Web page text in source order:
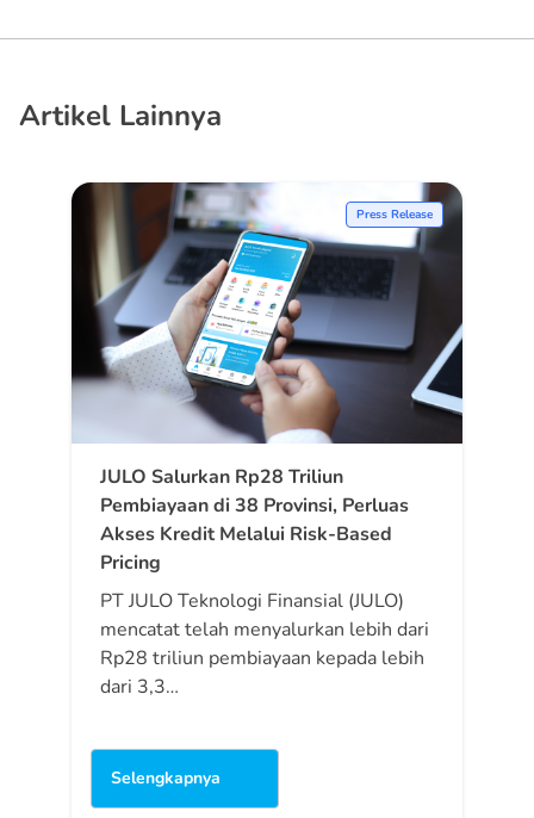
Artikel Lainnya
Press Release
JULO Salurkan Rp28 Triliun
Pembiayaan di 38 Provinsi, Perluas
Akses Kredit Melalui Risk-Based
Pricing
PT JULO Teknologi Finansial (JULO)
mencatat telah menyalurkan lebih dari
Rp28 triliun pembiayaan kepada lebih
dari 3,3…
Selengkapnya